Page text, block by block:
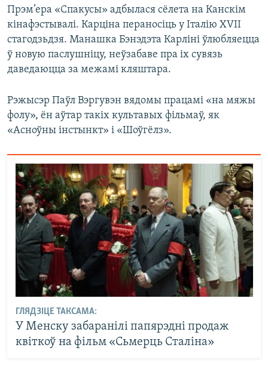
Прэм’ера «Спакусы» адбылася сёлета на Канскім
кінафэстывалі. Карціна пераносіць у Італію XVII
стагодзьдзя. Манашка Бэнэдэта Карліні ўлюбляецца
ў новую паслушніцу, неўзабаве пра іх сувязь
даведаюцца за межамі кляштара.
Рэжысэр Паўл Вэргувэн вядомы працамі «на мяжы
фолу», ён аўтар такіх культавых фільмаў, як
«Асноўны інстынкт» і «Шоўгёлз».
ГЛЯДЗІЦЕ ТАКСАМА:
У Менску забаранілі папярэдні продаж
квіткоў на фільм «Сьмерць Сталіна»